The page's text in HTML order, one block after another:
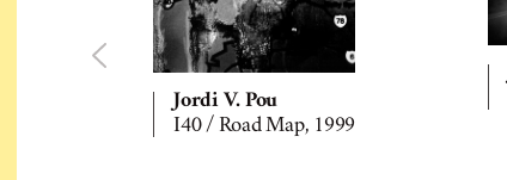
Jordi V. Pou
I40 / Road Map, 1999